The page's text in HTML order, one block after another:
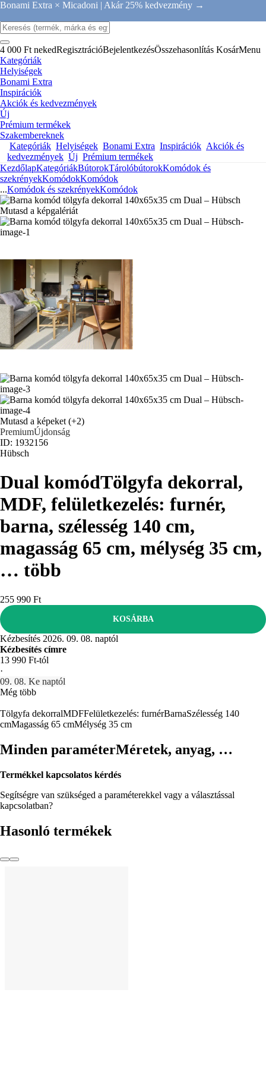
Bonami Extra × Micadoni | Akár 25% kedvezmény →
4 000 Ft nekedRegisztrációBejelentkezésÖsszehasonlítás KosárMenu
Kategóriák
Helyiségek
Bonami Extra
Inspirációk
Akciók és kedvezmények
Új
Prémium termékek
Szakembereknek
Kategóriák Helyiségek Bonami Extra Inspirációk Akciók és
kedvezmények Új Prémium termékek
KezdőlapKategóriákBútorokTárolóbútorokKomódok és
szekrényekKomódokKomódok
...Komódok és szekrényekKomódok
Mutasd a képgalériát
Mutasd a képeket (+2)
PremiumÚjdonság
ID: 1932156
Hübsch
Dual komódTölgyfa dekorral,
MDF, felületkezelés: furnér,
barna, szélesség 140 cm,
magasság 65 cm, mélység 35 cm,
… több
255 990 Ft
KOSÁRBA
Kézbesítés 2026. 09. 08. naptól
Kézbesítés címre
13 990 Ft-tól
·
09. 08. Ke naptól
Még több
Tölgyfa dekorralMDFFelületkezelés: furnérBarnaSzélesség 140
cmMagasság 65 cmMélység 35 cm
Minden paraméterMéretek, anyag, …
Termékkel kapcsolatos kérdés
Segítségre van szükséged a paraméterekkel vagy a választással
kapcsolatban?
Hasonló termékek